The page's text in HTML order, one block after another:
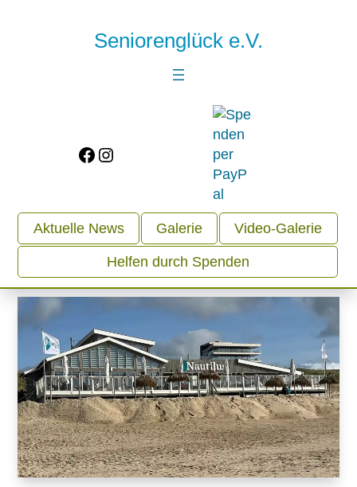
Seniorenglück e.V.
Facebook
Instagram
Aktuelle News Galerie Video-Galerie
Helfen durch Spenden